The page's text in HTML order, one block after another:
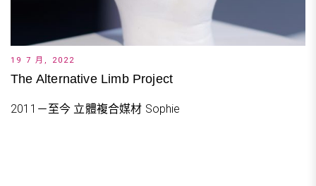
19 7 月, 2022
The Alternative Limb Project
2011－至今 立體複合媒材 Sophie